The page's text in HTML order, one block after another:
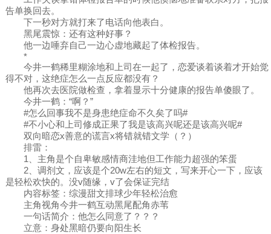
告单换回去。
下一秒对方就打来了电话向他表白。
黑尾震惊：还有这种好事？
他一边唾弃自己一边心虚地藏起了体检报告。
*
今井一鹤稀里糊涂地和上司在一起了，恋爱谈着谈着才开始觉
得不对，这绝症怎么一点反应都没有？
他再次去医院做检查，拿着显示十分健康的报告单傻眼了。
今井一鹤：“啊？”
#怎么回事我不是身患绝症命不久矣了吗#
#不小心和上司修成正果了我是该高兴呢还是该高兴呢#
双向暗恋x善意的谎言x将错就错文学（？）
排雷：
1、主角是个自卑敏感情商洼地但工作能力超强的笨蛋
2、调剂文，应该是个20w左右的短文，写来开心一下，应该
是轻松欢快的。没v随缘，v了会保证完结
内容标签：综漫甜文排球少年轻松治愈
主角视角今井一鹤互动黑尾配角赤苇
一句话简介：他怎么同意了？？？
立意：身处黑暗仍要向阳生长